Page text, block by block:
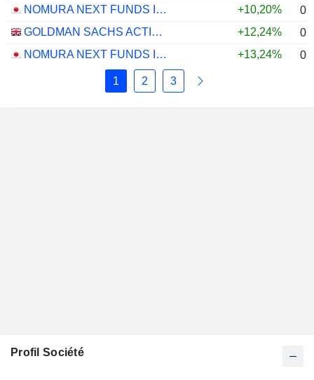
NOMURA NEXT FUNDS INTERNATIONAL EQUITY MSCI-KOKUSAI (YEN-HEDGED) ETF - JPY
+10,20%
GOLDMAN SACHS ACTIVEBETA PARIS-ALIGNED SUSTAINABLE US LARGE CAP EQUITY UCITS ETF - USD
+12,24%
NOMURA NEXT FUNDS INTERNATIONAL EQUITY MSCI-KOKUSAI (UNHEDGED) ETF - JPY
+13,24%
1 2 3
Profil Société